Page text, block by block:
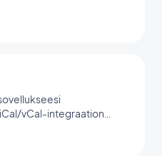
vCal-integraation